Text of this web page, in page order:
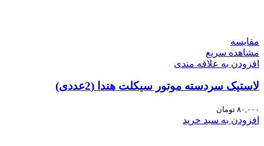
مقایسه
مشاهده سریع
افزودن به علاقه مندی
لاستیک سردسته موتور سیکلت هندا (2عددی)
۸۰,۰۰۰ تومان
افزودن به سبد خرید